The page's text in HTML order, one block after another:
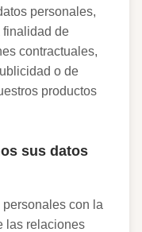
personales,
finalidad de
contractuales,
o de
productos
sus datos
con la
las relaciones